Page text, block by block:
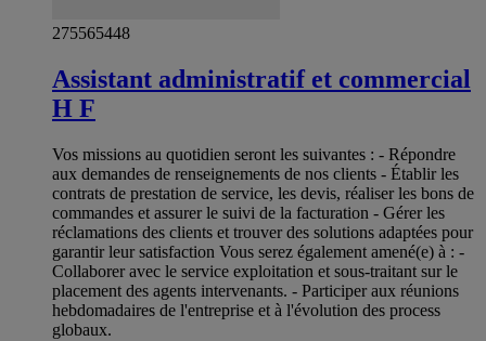
275565448
Assistant administratif et commercial
H F
Vos missions au quotidien seront les suivantes : - Répondre
aux demandes de renseignements de nos clients - Établir les
contrats de prestation de service, les devis, réaliser les bons de
commandes et assurer le suivi de la facturation - Gérer les
réclamations des clients et trouver des solutions adaptées pour
garantir leur satisfaction Vous serez également amené(e) à : -
Collaborer avec le service exploitation et sous-traitant sur le
placement des agents intervenants. - Participer aux réunions
hebdomadaires de l'entreprise et à l'évolution des process
globaux.